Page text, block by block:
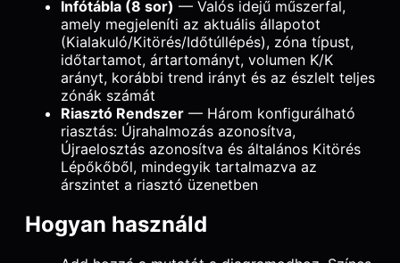
Infótábla (8 sor) — Valós idejű műszerfal,
amely megjeleníti az aktuális állapotot
(Kialakuló/Kitörés/Időtúllépés), zóna típust,
időtartamot, ártartományt, volumen K/K
arányt, korábbi trend irányt és az észlelt teljes
zónák számát
Riasztó Rendszer — Három konfigurálható
riasztás: Újrahalmozás azonosítva,
Újraelosztás azonosítva és általános Kitörés
Lépőkőből, mindegyik tartalmazva az
árszintet a riasztó üzenetben
Hogyan használd